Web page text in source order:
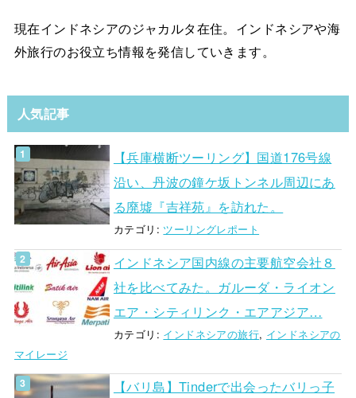
現在インドネシアのジャカルタ在住。インドネシアや海
外旅行のお役立ち情報を発信していきます。
人気記事
【兵庫横断ツーリング】国道176号線
沿い、丹波の鐘ケ坂トンネル周辺にあ
る廃墟『吉祥苑』を訪れた。
カテゴリ: ツーリングレポート
インドネシア国内線の主要航空会社８
社を比べてみた。ガルーダ・ライオン
エア・シティリンク・エアアジア…
カテゴリ: インドネシアの旅行, インドネシアの
マイレージ
【バリ島】Tinderで出会ったバリっ子